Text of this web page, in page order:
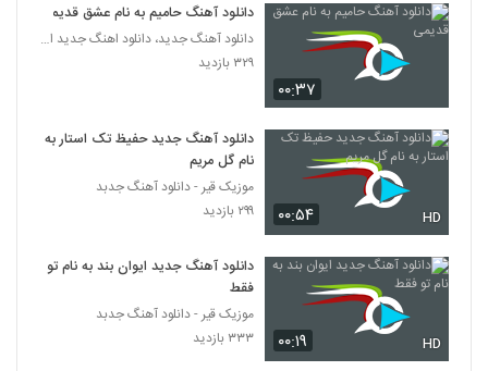
913
۳۴۸ بازدید
914
دانلود آهنگ تو خدا از محمد مدنی
۴۱۶ بازدید
دانلود آهنگ رویای تو از محمد خرسندی به
همراه متن ترانه
۴۸۱ بازدید
916
دانلود آهنگ محمد خیرخواهان ناز نگاهت
(Mohammad Kheirkhahan Naze
Negahet)
دانلود آهنگ چه حال خوبی از محمد مرقومی
۶۳۸ بازدید
۰۰:۳۷
دانلود آهنگ حامیم به نام عشق قدیمی
دانلود آهنگ جدید، دانلود اهنگ جدید ایرانی
۳۲۹ بازدید
۰۰:۵۴ HD
دانلود آهنگ جدید حفیظ تک استار به
نام گل مریم
موزیک قیر - دانلود آهنگ جدبد
۲۹۹ بازدید
۰۰:۱۹ HD
دانلود آهنگ جدید ایوان بند به نام تو
فقط
موزیک قیر - دانلود آهنگ جدبد
۳۳۳ بازدید